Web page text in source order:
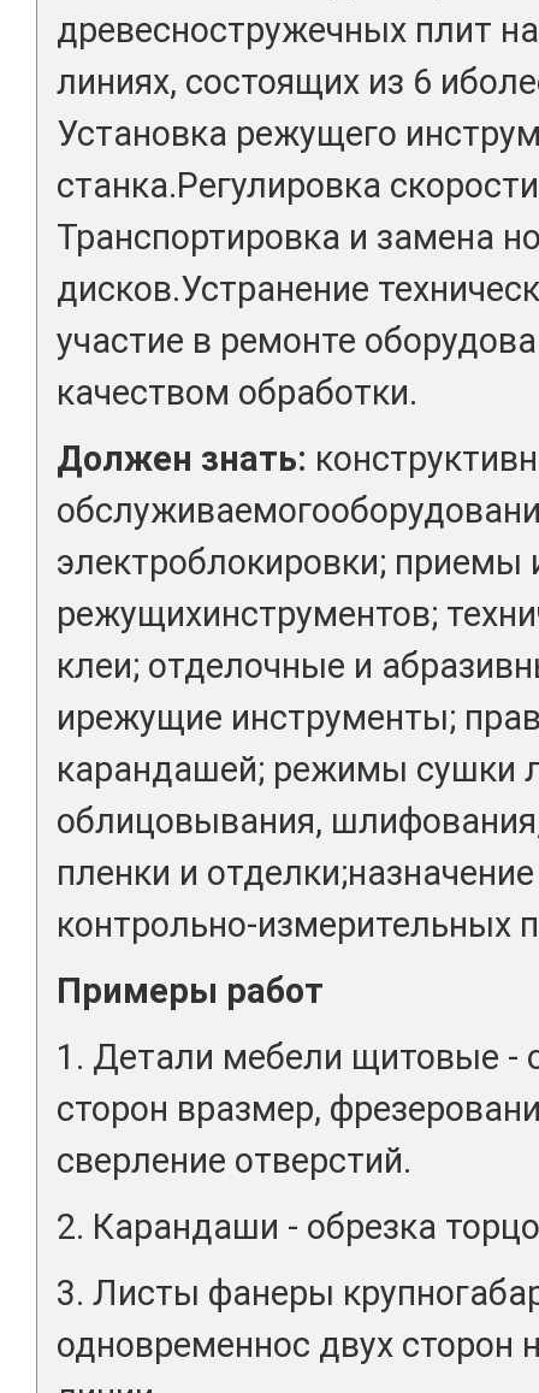
древесностружечных плит
линиях, состоящих из 6
Установка режущего
станка.Регулировка
Транспортировка и замена
дисков.Устранение
участие в ремонте
качеством обработки.
Должен знать:
электроблокировки; приемы
режущихинструментов;
клеи; отделочные и
ирежущие инструменты;
карандашей; режимы сушки
облицовывания,
пленки и
контрольно-измерительных
Примеры работ
1. Детали мебели щитовые -
сторон вразмер,
сверление отверстий.
2. Карандаши - обрезка
3. Листы фанеры
одновременнос двух сторон